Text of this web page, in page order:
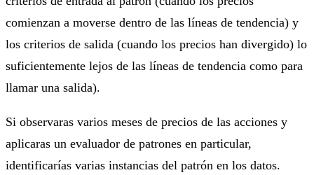
comienzan a moverse dentro de las líneas de tendencia) y
los criterios de salida (cuando los precios han divergido) lo
suficientemente lejos de las líneas de tendencia como para
llamar una salida).
Si observaras varios meses de precios de las acciones y
aplicaras un evaluador de patrones en particular,
identificarías varias instancias del patrón en los datos.